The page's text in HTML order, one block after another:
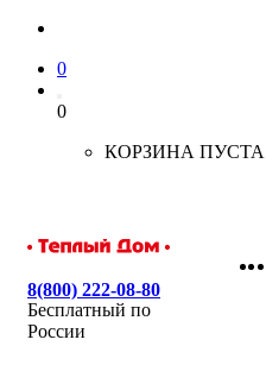
0
0
КОРЗИНА ПУСТА
8(800) 222-08-80
Бесплатный по
России